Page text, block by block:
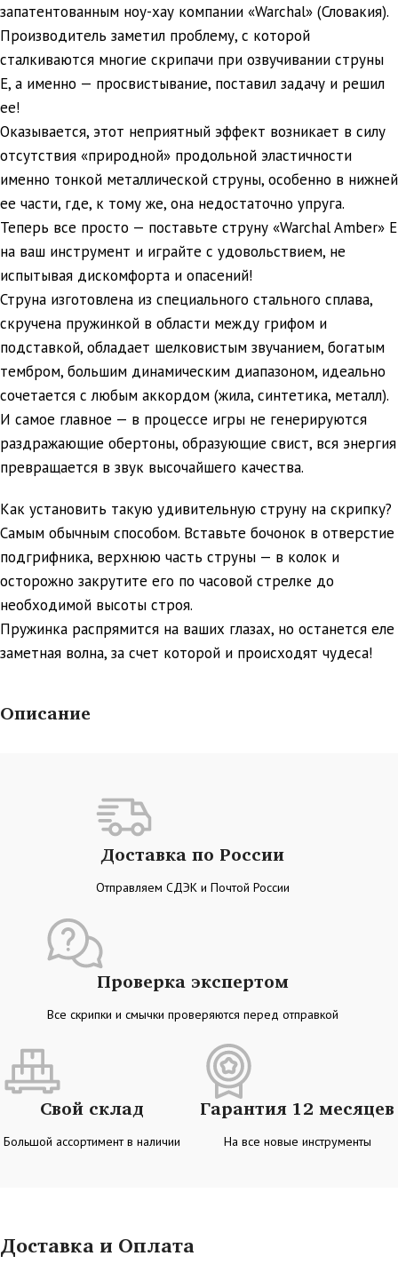
запатентованным ноу-хау компании «Warchal» (Словакия).
Производитель заметил проблему, с которой
сталкиваются многие скрипачи при озвучивании струны
E, а именно — просвистывание, поставил задачу и решил
ее!
Оказывается, этот неприятный эффект возникает в силу
отсутствия «природной» продольной эластичности
именно тонкой металлической струны, особенно в нижней
ее части, где, к тому же, она недостаточно упруга.
Теперь все просто — поставьте струну «Warchal Amber» E
на ваш инструмент и играйте с удовольствием, не
испытывая дискомфорта и опасений!
Струна изготовлена из специального стального сплава,
скручена пружинкой в области между грифом и
подставкой, обладает шелковистым звучанием, богатым
тембром, большим динамическим диапазоном, идеально
сочетается с любым аккордом (жила, синтетика, металл).
И самое главное — в процессе игры не генерируются
раздражающие обертоны, образующие свист, вся энергия
превращается в звук высочайшего качества.
Как установить такую удивительную струну на скрипку?
Самым обычным способом. Вставьте бочонок в отверстие
подгрифника, верхнюю часть струны — в колок и
осторожно закрутите его по часовой стрелке до
необходимой высоты строя.
Пружинка распрямится на ваших глазах, но останется еле
заметная волна, за счет которой и происходят чудеса!
Описание
Доставка по России
Отправляем СДЭК и Почтой России
Проверка экспертом
Все скрипки и смычки проверяются перед отправкой
Свой склад
Большой ассортимент в наличии
Гарантия 12 месяцев
На все новые инструменты
Доставка и Оплата